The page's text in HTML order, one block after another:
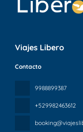
Viajes Libero
Contacto
9988899387
+529982463612